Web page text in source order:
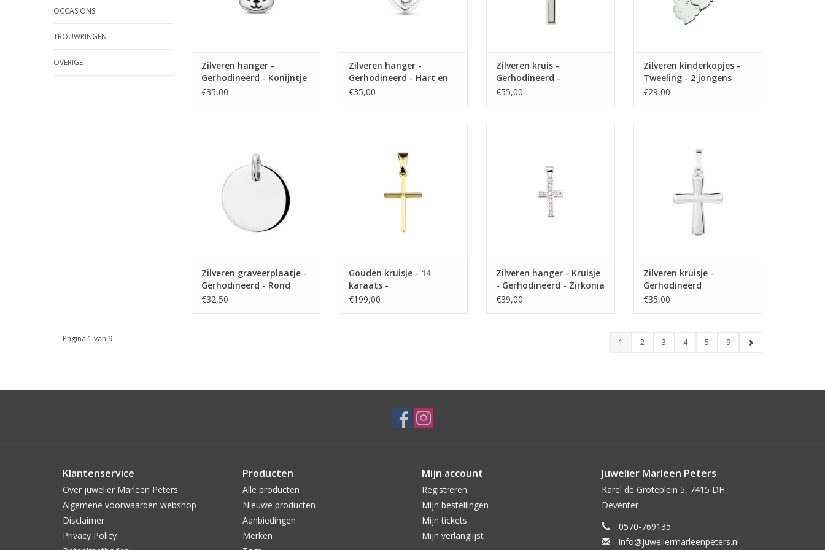
OCCASIONS
TROUWRINGEN
OVERIGE
Zilveren hanger -
Gerhodineerd - Konijntje
€35,00
Zilveren hanger -
Gerhodineerd - Hart en
infinity
€35,00
Zilveren kruis -
Gerhodineerd -
Mat/Glanzend
€55,00
Zilveren kinderkopjes -
Tweeling - 2 jongens
€29,00
TOEVOEGEN AAN WINKELWAGEN
Zilveren graveerplaatje -
Gerhodineerd - Rond
€32,50
TOEVOEGEN AAN WINKELWAGEN
Gouden kruisje - 14
karaats -
Gediamanteerd -
€199,00
Zilveren hanger - Kruisje
- Gerhodineerd - Zirkonia
€39,00
TOEVOEGEN AAN WINKELWAGEN
Zilveren kruisje -
Gerhodineerd
€35,00
Pagina 1 van 9 1 2 3 4 5 9
Klantenservice
Over juwelier Marleen Peters
Algemene voorwaarden webshop
Disclaimer
Privacy Policy
Producten
Alle producten
Nieuwe producten
Aanbiedingen
Merken
Mijn account
Registreren
Mijn bestellingen
Mijn tickets
Mijn verlanglijst
Juwelier Marleen Peters
Karel de Groteplein 5, 7415 DH,
Deventer
0570-769135
info@juweliermarleenpeters.nl